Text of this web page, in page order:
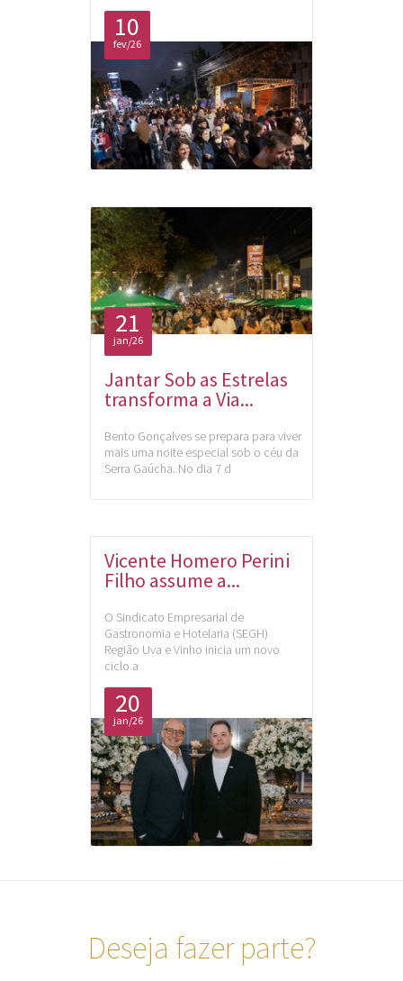
10
fev/26
21
jan/26
Jantar Sob as Estrelas
transforma a Via...
Bento Gonçalves se prepara para viver
mais uma noite especial sob o céu da
Serra Gaúcha. No dia 7 d
Vicente Homero Perini
Filho assume a...
O Sindicato Empresarial de
Gastronomia e Hotelaria (SEGH)
Região Uva e Vinho inicia um novo
ciclo a
20
jan/26
Deseja fazer parte?